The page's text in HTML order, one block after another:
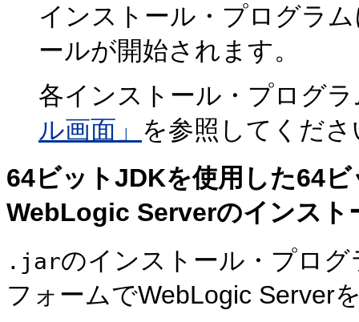
インストール・プログラ
ールが開始されます。
各インストール・プログ
ル画面」 を参照してくださ
64ビットJDKを使用した64
WebLogic Serverのインスト
.jarのインストール・プロ
フォームでWebLogic Server